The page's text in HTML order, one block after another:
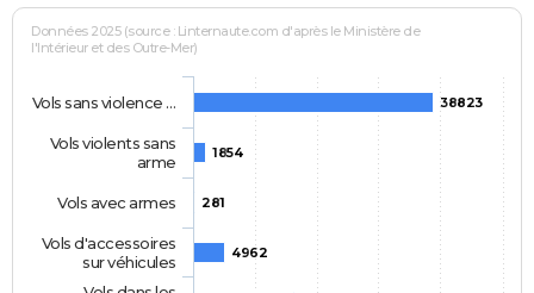
Données 2025 (source : Linternaute.com d'après le Ministère de
l'Intérieur et des Outre-Mer)
38823
1854
281
4962
Vols sans violence …
Vols violents sans
arme
Vols avec armes
Vols d'accessoires
sur véhicules